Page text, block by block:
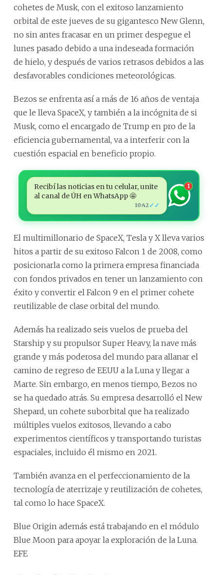
cohetes de Musk, con el exitoso lanzamiento
orbital de este jueves de su gigantesco New Glenn,
no sin antes fracasar en un primer despegue el
lunes pasado debido a una indeseada formación
de hielo, y después de varios retrasos debidos a las
desfavorables condiciones meteorológicas.
Bezos se enfrenta así a más de 16 años de ventaja
que le lleva SpaceX, y también a la incógnita de si
Musk, como el encargado de Trump en pro de la
eficiencia gubernamental, va a interferir con la
cuestión espacial en beneficio propio.
Recibí las noticias en tu celular, unite
al canal de ÚH en WhatsApp 🤩
10:42 ✓✓
1
El multimillonario de SpaceX, Tesla y X lleva varios
hitos a partir de su exitoso Falcon 1 de 2008, como
posicionarla como la primera empresa financiada
con fondos privados en tener un lanzamiento con
éxito y convertir el Falcon 9 en el primer cohete
reutilizable de clase orbital del mundo.
Además ha realizado seis vuelos de prueba del
Starship y su propulsor Super Heavy, la nave más
grande y más poderosa del mundo para allanar el
camino de regreso de EEUU a la Luna y llegar a
Marte. Sin embargo, en menos tiempo, Bezos no
se ha quedado atrás. Su empresa desarrolló el New
Shepard, un cohete suborbital que ha realizado
múltiples vuelos exitosos, llevando a cabo
experimentos científicos y transportando turistas
espaciales, incluido él mismo en 2021.
También avanza en el perfeccionamiento de la
tecnología de aterrizaje y reutilización de cohetes,
tal como lo hace SpaceX.
Blue Origin además está trabajando en el módulo
Blue Moon para apoyar la exploración de la Luna.
EFE